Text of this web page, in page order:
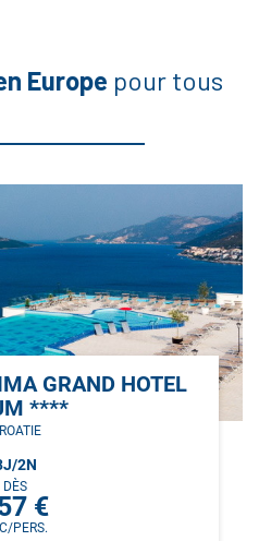
Europe pour tous
GRAND HOTEL
****
J/2N
DÈS
€
PERS.